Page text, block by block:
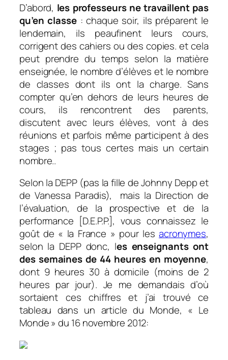
D’abord, les professeurs ne travaillent pas
qu’en classe: chaque soir, ils préparent le
lendemain, ils peaufinent leurs cours,
corrigent des cahiers ou des copies. et cela
peut prendre du temps selon la matière
enseignée, le nombre d’élèves et le nombre
de classes dont ils ont la charge. Sans
compter qu’en dehors de leurs heures de
cours, ils rencontrent des parents,
discutent avec leurs élèves, vont à des
réunions et parfois même participent à des
stages ; pas tous certes mais un certain
nombre..
Selon la DEPP (pas la fille de Johnny Depp et
de Vanessa Paradis), mais la Direction de
l’évaluation, de la prospective et de la
performance [D.E.P.P.], vous connaissez le
goût de « la France » pour les acronymes,
selon la DEPP donc, les enseignants ont
des semaines de 44 heures en moyenne,
dont 9 heures 30 à domicile (moins de 2
heures par jour). Je me demandais d’où
sortaient ces chiffres et j’ai trouvé ce
tableau dans un article du Monde, « Le
Monde » du 16 novembre 2012: